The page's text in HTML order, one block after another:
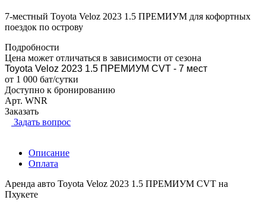
7-местный Toyota Veloz 2023 1.5 ПРЕМИУМ для кофортных
поездок по острову
Подробности
Цена может отличаться в зависимости от сезона
Toyota Veloz 2023 1.5 ПРЕМИУМ CVT - 7 мест
от 1 000 бат/сутки
Доступно к бронированию
Арт. WNR
Заказать
Задать вопрос
Описание
Оплата
Аренда авто Toyota Veloz 2023 1.5 ПРЕМИУМ CVT на
Пхукете